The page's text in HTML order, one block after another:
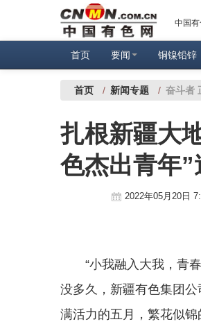
中国
首页 要闻 铜镍铅锌
首页 / 新闻专题 / 奋斗者
扎根新疆大
色杰出青年”
2022年05月20日
“小我融入大我，青
没多久，新疆有色集团
满活力的五月，繁花似